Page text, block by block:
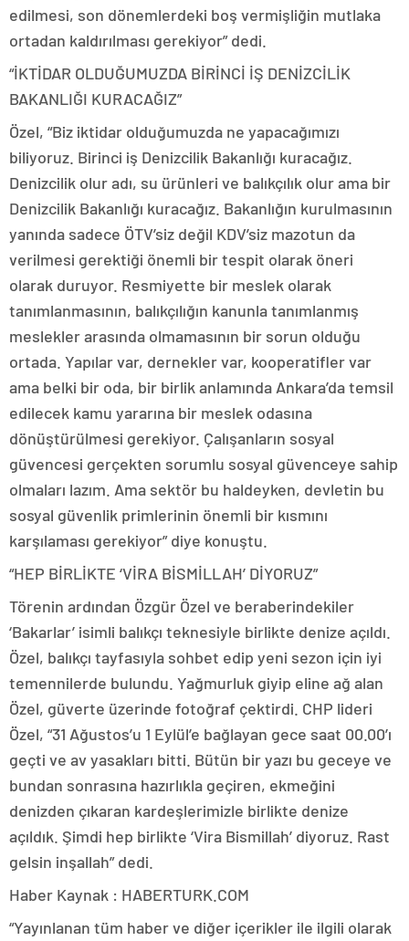
edilmesi, son dönemlerdeki boş vermişliğin mutlaka
ortadan kaldırılması gerekiyor” dedi.
“İKTİDAR OLDUĞUMUZDA BİRİNCİ İŞ DENİZCİLİK
BAKANLIĞI KURACAĞIZ”
Özel, “Biz iktidar olduğumuzda ne yapacağımızı
biliyoruz. Birinci iş Denizcilik Bakanlığı kuracağız.
Denizcilik olur adı, su ürünleri ve balıkçılık olur ama bir
Denizcilik Bakanlığı kuracağız. Bakanlığın kurulmasının
yanında sadece ÖTV’siz değil KDV’siz mazotun da
verilmesi gerektiği önemli bir tespit olarak öneri
olarak duruyor. Resmiyette bir meslek olarak
tanımlanmasının, balıkçılığın kanunla tanımlanmış
meslekler arasında olmamasının bir sorun olduğu
ortada. Yapılar var, dernekler var, kooperatifler var
ama belki bir oda, bir birlik anlamında Ankara’da temsil
edilecek kamu yararına bir meslek odasına
dönüştürülmesi gerekiyor. Çalışanların sosyal
güvencesi gerçekten sorumlu sosyal güvenceye sahip
olmaları lazım. Ama sektör bu haldeyken, devletin bu
sosyal güvenlik primlerinin önemli bir kısmını
karşılaması gerekiyor” diye konuştu.
“HEP BİRLİKTE ‘VİRA BİSMİLLAH’ DİYORUZ”
Törenin ardından Özgür Özel ve beraberindekiler
‘Bakarlar’ isimli balıkçı teknesiyle birlikte denize açıldı.
Özel, balıkçı tayfasıyla sohbet edip yeni sezon için iyi
temennilerde bulundu. Yağmurluk giyip eline ağ alan
Özel, güverte üzerinde fotoğraf çektirdi. CHP lideri
Özel, “31 Ağustos’u 1 Eylül’e bağlayan gece saat 00.00’ı
geçti ve av yasakları bitti. Bütün bir yazı bu geceye ve
bundan sonrasına hazırlıkla geçiren, ekmeğini
denizden çıkaran kardeşlerimizle birlikte denize
açıldık. Şimdi hep birlikte ‘Vira Bismillah’ diyoruz. Rast
gelsin inşallah” dedi.
Haber Kaynak : HABERTURK.COM
“Yayınlanan tüm haber ve diğer içerikler ile ilgili olarak